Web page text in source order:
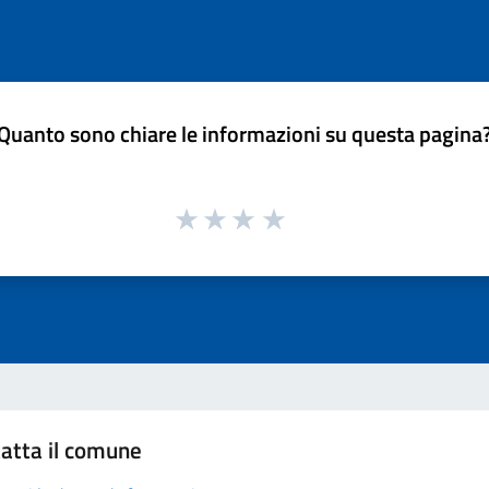
sono chiare le informazioni su questa
il comune